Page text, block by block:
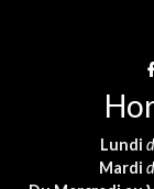
Lundi
Mardi